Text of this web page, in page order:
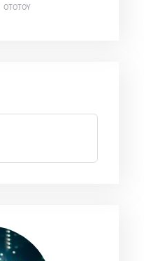
OTOTOY